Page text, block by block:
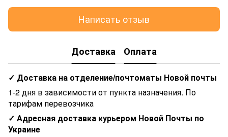
Написать отзыв
Доставка Оплата
✓ Доставка на отделение/почтоматы Новой почты
1-2 дня в зависимости от пункта назначения. По
тарифам перевозчика
✓ Адресная доставка курьером Новой Почты по
Украине